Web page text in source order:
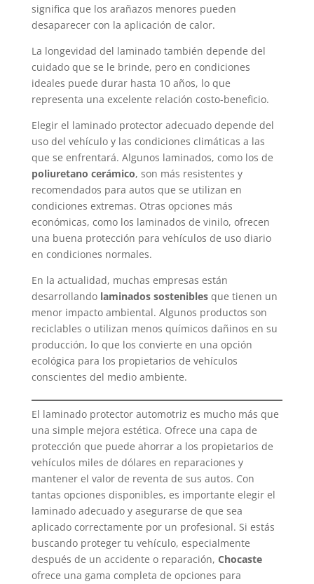
significa que los arañazos menores pueden
desaparecer con la aplicación de calor.
La longevidad del laminado también depende del
cuidado que se le brinde, pero en condiciones
ideales puede durar hasta 10 años, lo que
representa una excelente relación costo-beneficio.
Elegir el laminado protector adecuado depende del
uso del vehículo y las condiciones climáticas a las
que se enfrentará. Algunos laminados, como los de
poliuretano cerámico, son más resistentes y
recomendados para autos que se utilizan en
condiciones extremas. Otras opciones más
económicas, como los laminados de vinilo, ofrecen
una buena protección para vehículos de uso diario
en condiciones normales.
En la actualidad, muchas empresas están
desarrollando laminados sosteniblesque tienen un
menor impacto ambiental. Algunos productos son
reciclables o utilizan menos químicos dañinos en su
producción, lo que los convierte en una opción
ecológica para los propietarios de vehículos
conscientes del medio ambiente.
El laminado protector automotriz es mucho más que
una simple mejora estética. Ofrece una capa de
protección que puede ahorrar a los propietarios de
vehículos miles de dólares en reparaciones y
mantener el valor de reventa de sus autos. Con
tantas opciones disponibles, es importante elegir el
laminado adecuado y asegurarse de que sea
aplicado correctamente por un profesional. Si estás
buscando proteger tu vehículo, especialmente
después de un accidente o reparación, Chocaste
ofrece una gama completa de opciones para